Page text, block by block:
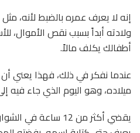
إنه لا يعرف عمره بالضبط لأنه،
ولادته أبداً بسبب نقص الأموال،
أطفالك يكلف مالاً.
عندما نفكر في ذلك، فهذا يعني
ميلاده، وهو اليوم الذي جاء فيه
يقضي أكثر من 12 ساعة